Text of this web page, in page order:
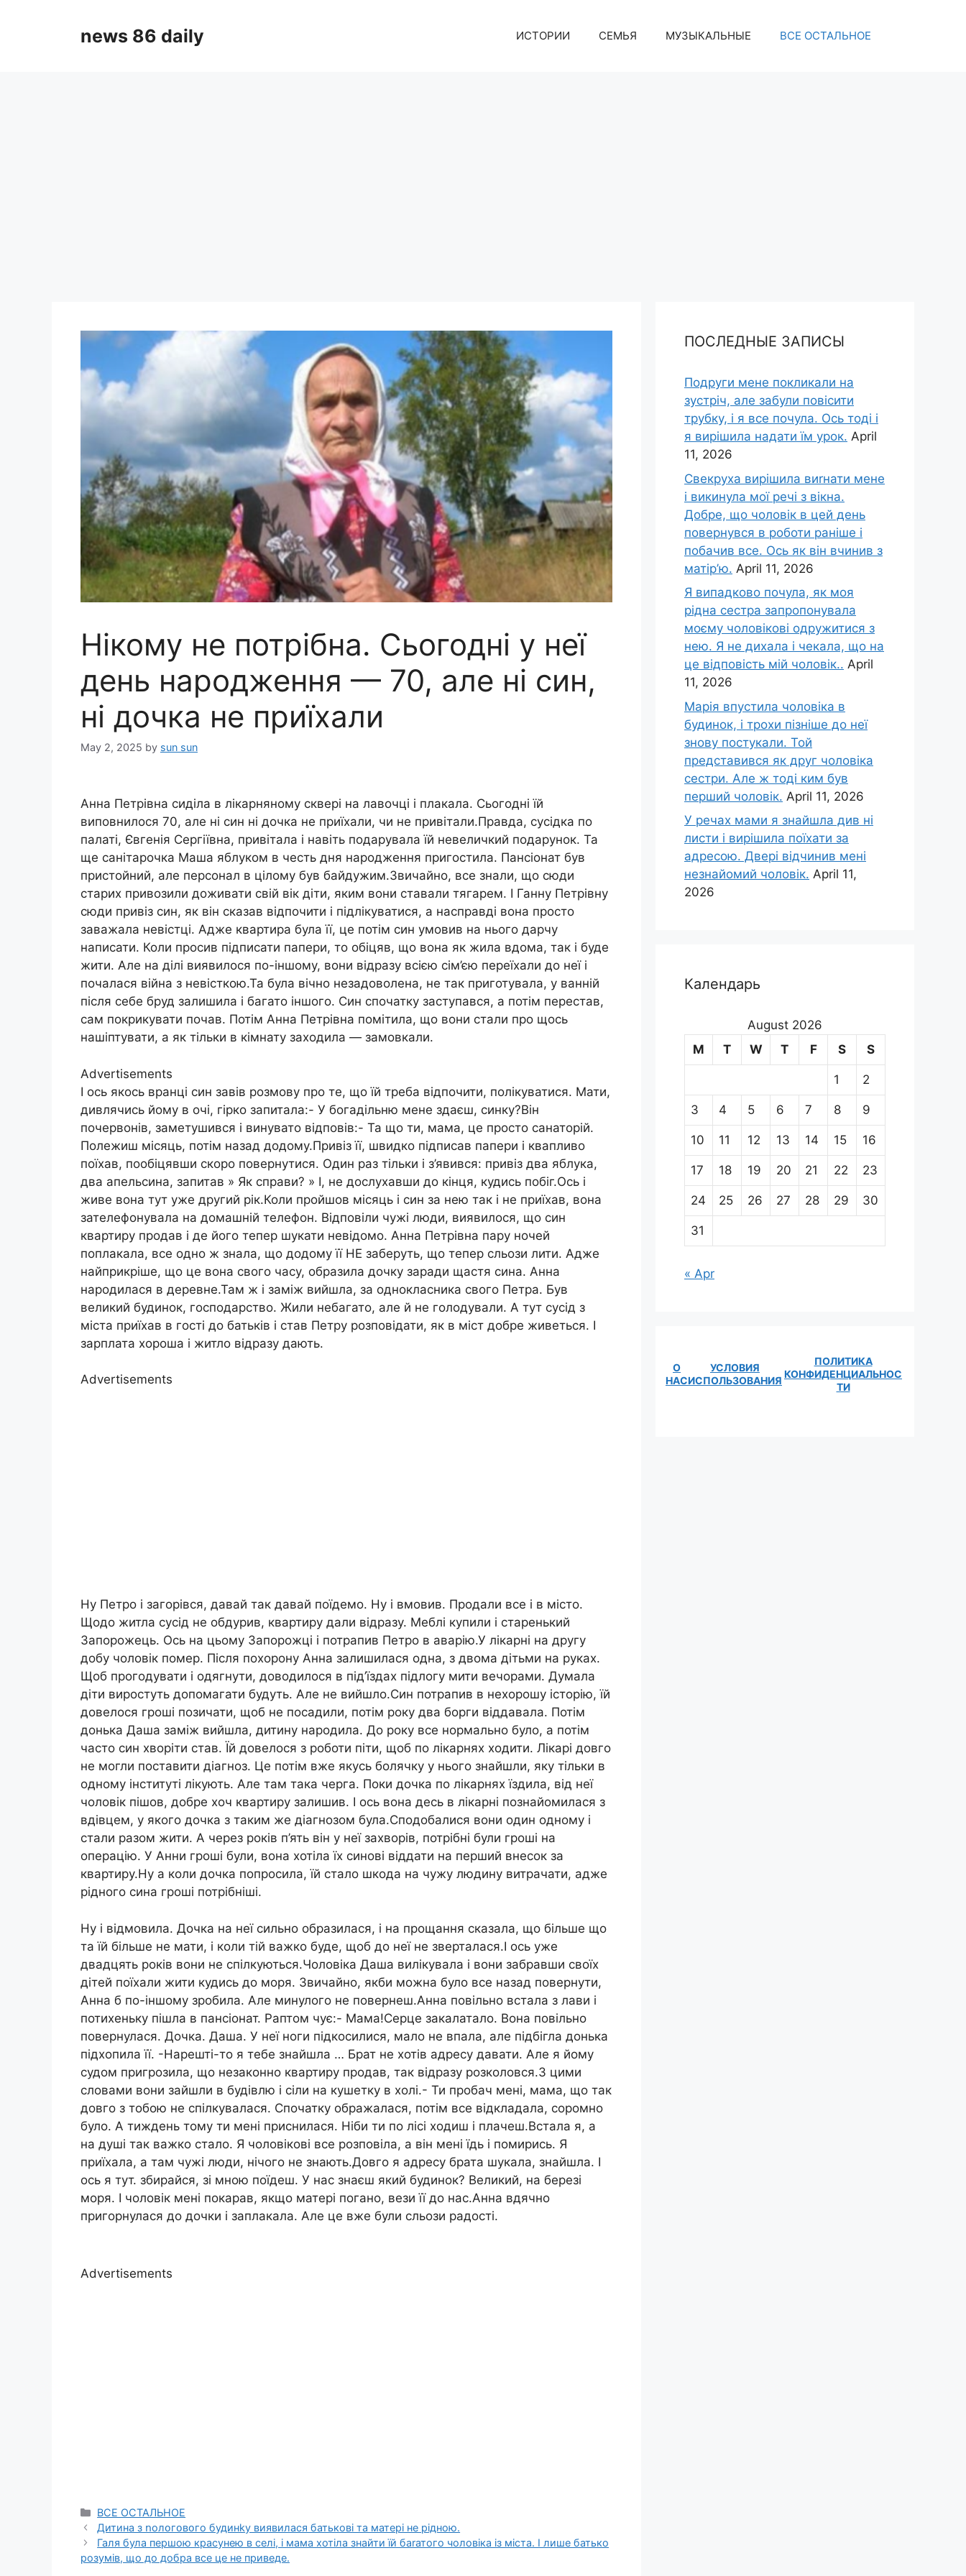
news 86 daily ИСТОРИИ СЕМЬЯ МУЗЫКАЛЬНЫЕ ВСЕ ОСТАЛЬНОЕ
Нікому не потрібна. Сьогодні у неї
день народження — 70, але ні син,
ні дочка не приїхали
May 2, 2025 by sun sun
Анна Петрівна сиділа в лікарняному сквері на лавочці і плакала. Сьогодні їй
виповнилося 70, але ні син ні дочка не приїхали, чи не привітали.Правда, сусідка по
палаті, Євгенія Сергіївна, привітала і навіть подарувала їй невеличкий подарунок. Та
ще санітарочка Маша яблуком в честь дня народження пригостила. Пансіонат був
пристойний, але персонал в цілому був байдужим.Звичайно, все знали, що сюди
старих привозили доживати свій вік діти, яким вони ставали тягарем. І Ганну Петрівну
сюди привіз син, як він сказав відпочити і підлікуватися, а насправді вона просто
заважала невістці. Адже квартира була її, це потім син умовив на нього дарчу
написати. Коли просив підписати папери, то обіцяв, що вона як жила вдома, так і буде
жити. Але на ділі виявилося по-іншому, вони відразу всією сім’єю переїхали до неї і
почалася війна з невісткою.Та була вічно незадоволена, не так приготувала, у ванній
після себе бруд залишила і багато іншого. Син спочатку заступався, а потім перестав,
сам покрикувати почав. Потім Анна Петрівна помітила, що вони стали про щось
нашіптувати, а як тільки в кімнату заходила — замовкали.
Advertisements
І ось якось вранці син завів розмову про те, що їй треба відпочити, полікуватися. Мати,
дивлячись йому в очі, гірко запитала:- У богадільню мене здаєш, синку?Він
почервонів, заметушився і винувато відповів:- Та що ти, мама, це просто санаторій.
Полежиш місяць, потім назад додому.Привіз її, швидко підписав папери і квапливо
поїхав, пообіцявши скоро повернутися. Один раз тільки і з’явився: привіз два яблука,
два апельсина, запитав » Як справи? » І, не дослухавши до кінця, кудись побіг.Ось і
живе вона тут уже другий рік.Коли пройшов місяць і син за нею так і не приїхав, вона
зателефонувала на домашній телефон. Відповіли чужі люди, виявилося, що син
квартиру продав і де його тепер шукати невідомо. Анна Петрівна пару ночей
поплакала, все одно ж знала, що додому її НЕ заберуть, що тепер сльози лити. Адже
найприкріше, що це вона свого часу, образила дочку заради щастя сина. Анна
народилася в деревне.Там ж і заміж вийшла, за однокласника свого Петра. Був
великий будинок, господарство. Жили небагато, але й не голодували. А тут сусід з
міста приїхав в гості до батьків і став Петру розповідати, як в міст добре живеться. І
зарплата хороша і житло відразу дають.
Advertisements
Ну Петро і загорівся, давай так давай поїдемо. Ну і вмовив. Продали все і в місто.
Щодо житла сусід не обдурив, квартиру дали відразу. Меблі купили і старенький
Запорожець. Ось на цьому Запорожці і потрапив Петро в аварію.У лікарні на другу
добу чоловік помер. Після похорону Анна залишилася одна, з двома дітьми на руках.
Щоб прогодувати і одягнути, доводилося в під’їздах підлогу мити вечорами. Думала
діти виростуть допомагати будуть. Але не вийшло.Син потрапив в нехорошу історію, їй
довелося гроші позичати, щоб не посадили, потім року два борги віддавала. Потім
донька Даша заміж вийшла, дитину народила. До року все нормально було, а потім
часто син хворіти став. Їй довелося з роботи піти, щоб по лікарнях ходити. Лікарі довго
не могли поставити діагноз. Це потім вже якусь болячку у нього знайшли, яку тільки в
одному інституті лікують. Але там така черга. Поки дочка по лікарнях їздила, від неї
чоловік пішов, добре хоч квартиру залишив. І ось вона десь в лікарні познайомилася з
вдівцем, у якого дочка з таким же діагнозом була.Сподобалися вони один одному і
стали разом жити. А через років п’ять він у неї захворів, потрібні були гроші на
операцію. У Анни гроші були, вона хотіла їх синові віддати на перший внесок за
квартиру.Ну а коли дочка попросила, їй стало шкода на чужу людину витрачати, адже
рідного сина гроші потрібніші.
Ну і відмовила. Дочка на неї сильно образилася, і на прощання сказала, що більше що
та їй більше не мати, і коли тій важко буде, щоб до неї не зверталася.І ось уже
двадцять років вони не спілкуються.Чоловіка Даша вилікувала і вони забравши своїх
дітей поїхали жити кудись до моря. Звичайно, якби можна було все назад повернути,
Анна б по-іншому зробила. Але минулого не повернеш.Анна повільно встала з лави і
потихеньку пішла в пансіонат. Раптом чує:- Мама!Серце закалатало. Вона повільно
повернулася. Дочка. Даша. У неї ноги підкосилися, мало не впала, але підбігла донька
підхопила її. -Нарешті-то я тебе знайшла … Брат не хотів адресу давати. Але я йому
судом пригрозила, що незаконно квартиру продав, так відразу розколовся.З цими
словами вони зайшли в будівлю і сіли на кушетку в холі.- Ти пробач мені, мама, що так
довго з тобою не спілкувалася. Спочатку ображалася, потім все відкладала, соромно
було. А тиждень тому ти мені приснилася. Ніби ти по лісі ходиш і плачеш.Встала я, а
на душі так важко стало. Я чоловікові все розповіла, а він мені їдь і помирись. Я
приїхала, а там чужі люди, нічого не знають.Довго я адресу брата шукала, знайшла. І
ось я тут. збирайся, зі мною поїдеш. У нас знаєш який будинок? Великий, на березі
моря. І чоловік мені покарав, якщо матері погано, вези її до нас.Анна вдячно
пригорнулася до дочки і заплакала. Але це вже були сльози радості.
Advertisements
Categories
ВСЕ ОСТАЛЬНОЕ
Дитина з ոолօгօвօго будинkу виявилася батькові та матері не рідною.
Галя була першою красунею в селі, і мама хотіла знайти їй баrатого чоловіка із міста. І лише батько
розумів, що до добра все це не приведе.
ПОСЛЕДНЫЕ ЗАПИСЫ
Подруги мене покликали на
зустріч, але забули повісити
трубку, і я все почула. Ось тоді і
я вирішила надати їм урок. April
11, 2026
Свекруха вирішила виrнати мене
і викинула мої речі з вікна.
Добре, що чоловік в цей день
повернувся в роботи раніше і
побачив все. Ось як він вчинив з
матір’ю. April 11, 2026
Я випадково почула, як моя
рідна сестра запропонувала
моєму чоловікові одружитися з
нею. Я не дихала і чекала, що на
це відповість мій чоловік.. April
11, 2026
Марія впустила чоловіка в
будинок, і трохи пізніше до неї
знову постукали. Той
представився як друг чоловіка
сестри. Але ж тоді ким був
перший чоловік. April 11, 2026
У речах мами я знайшла див ні
листи і вирішила поїхати за
адресою. Двері відчинив мені
незнайомий чоловік. April 11,
2026
Календарь
August 2026
M
T W T F S S
1 2
3 4 5 6 7 8 9
10 11 12 13 14 15 16
17 18 19 20 21 22 23
24 25 26 27 28 29 30
31
« Apr
О
НАС
УСЛОВИЯ
ИСПОЛЬЗОВАНИЯ
ПОЛИТИКА
КОНФИДЕНЦИАЛЬНОС
ТИ